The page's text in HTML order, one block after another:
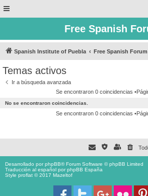
Free Spanish
Spanish Institute of Puebla Free Spanish Forum
Temas activos
Ir a búsqueda avanzada
Se encontraron 0 coincidencias
No se encontraron coincidencias.
Se encontraron 0 coincidencias
Desarrollado porphpBB® Forum Software © phpBB Limited
Traducción al español porphpBB España
Style proflat © 2017 Mazeltof